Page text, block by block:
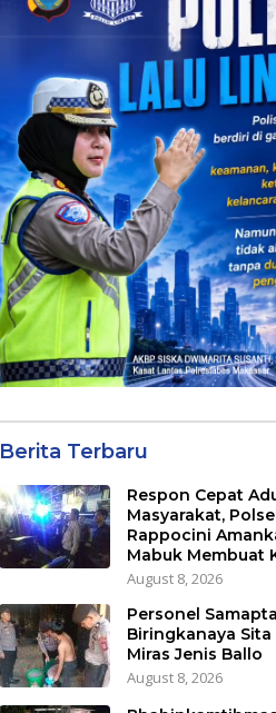
Berita Terbaru
Respon Cepat
Masyarakat,
Rappocini
Mabuk Membuat
August 8, 2026
Personel
Biringkanaya Sita
Miras Jenis Ballo
August 8, 2026